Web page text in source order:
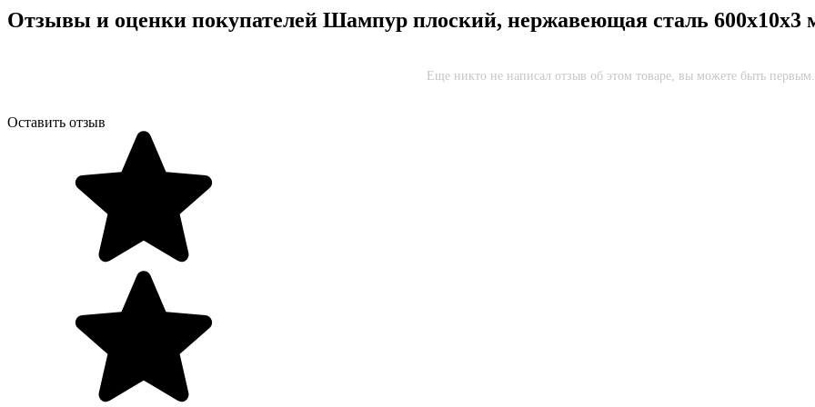
Отзывы и оценки покупателей Шампур плоский, нержавеющая сталь 600x10x3
Еще никто не написал отзыв об этом товаре, вы можете быть первым.
Оставить отзыв